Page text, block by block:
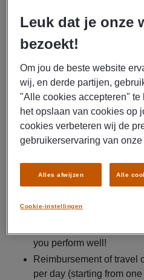
for DHL in Eindhoven.
As a logistics employee, you
Picking and preparing
Processing goods and
scanner
Sorting incoming goods
Entering data into various
you perform well!
Reimbursement of travel
per day (starting from
Leuk dat je onze
bezoekt!
Om jou de beste website
wij, en derde partijen,
"Alle cookies accepteren" te
het opslaan van cookies op
cookies verbeteren wij de
gebruikerservaring van
Cookie-instellingen
Alles afwijzen Alle